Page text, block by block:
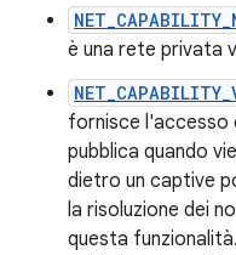
è una rete privata
fornisce
pubblica quando
dietro un captive
la risoluzione dei
questa